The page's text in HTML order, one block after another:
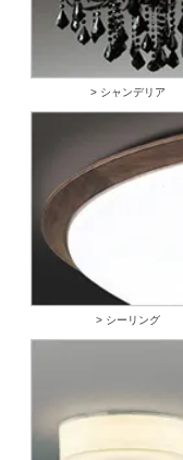
> シャンデリア
> シーリング